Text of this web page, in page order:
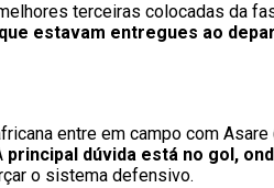
terceiras colocadas da
estavam entregues ao
entre em campo com
principal dúvida está no gol,
o sistema defensivo.